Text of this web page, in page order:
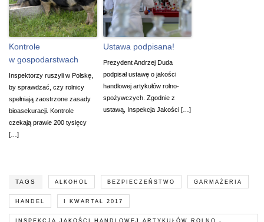
Kontrole
w gospodarstwach
Inspektorzy ruszyli w Polskę,
by sprawdzać, czy rolnicy
spełniają zaostrzone zasady
bioasekuracji. Kontrole
czekają prawie 200 tysięcy
[…]
Ustawa podpisana!
Prezydent Andrzej Duda
podpisał ustawę o jakości
handlowej artykułów rolno-
spożywczych. Zgodnie z
ustawą, Inspekcja Jakości […]
TAGS ALKOHOL BEZPIECZEŃSTWO GARMAŻERIA
HANDEL I KWARTAŁ 2017
INSPEKCJA JAKOŚCI HANDLOWEJ ARTYKUŁÓW ROLNO -